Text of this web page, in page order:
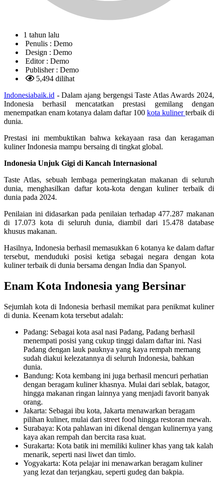
1 tahun lalu
Penulis : Demo
Design : Demo
Editor : Demo
Publisher : Demo
5,494 dilihat
Indonesiabaik.id - Dalam ajang bergengsi Taste Atlas Awards 2024,
Indonesia berhasil mencatatkan prestasi gemilang dengan
menempatkan enam kotanya dalam daftar 100 kota kulinerterbaik di
dunia.
Prestasi ini membuktikan bahwa kekayaan rasa dan keragaman
kuliner Indonesia mampu bersaing di tingkat global.
Indonesia Unjuk Gigi di Kancah Internasional
Taste Atlas, sebuah lembaga pemeringkatan makanan di seluruh
dunia, menghasilkan daftar kota-kota dengan kuliner terbaik di
dunia pada 2024.
Penilaian ini didasarkan pada penilaian terhadap 477.287 makanan
di 17.073 kota di seluruh dunia, diambil dari 15.478 database
khusus makanan.
Hasilnya, Indonesia berhasil memasukkan 6 kotanya ke dalam daftar
tersebut, menduduki posisi ketiga sebagai negara dengan kota
kuliner terbaik di dunia bersama dengan India dan Spanyol.
Enam Kota Indonesia yang Bersinar
Sejumlah kota di Indonesia berhasil memikat para penikmat kuliner
di dunia. Keenam kota tersebut adalah:
Padang: Sebagai kota asal nasi Padang, Padang berhasil
menempati posisi yang cukup tinggi dalam daftar ini. Nasi
Padang dengan lauk pauknya yang kaya rempah memang
sudah diakui kelezatannya di seluruh Indonesia, bahkan
dunia.
Bandung: Kota kembang ini juga berhasil mencuri perhatian
dengan beragam kuliner khasnya. Mulai dari seblak, batagor,
hingga makanan ringan lainnya yang menjadi favorit banyak
orang.
Jakarta: Sebagai ibu kota, Jakarta menawarkan beragam
pilihan kuliner, mulai dari street food hingga restoran mewah.
Surabaya: Kota pahlawan ini dikenal dengan kulinernya yang
kaya akan rempah dan bercita rasa kuat.
Surakarta: Kota batik ini memiliki kuliner khas yang tak kalah
menarik, seperti nasi liwet dan timlo.
Yogyakarta: Kota pelajar ini menawarkan beragam kuliner
yang lezat dan terjangkau, seperti gudeg dan bakpia.